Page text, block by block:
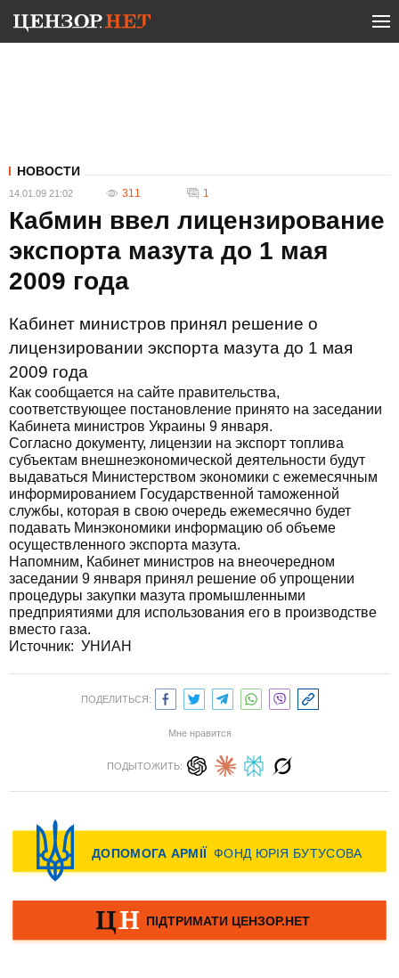
НОВОСТИ
14.01.09 21:02 311 1
Кабмин ввел лицензирование
экспорта мазута до 1 мая
2009 года
Кабинет министров принял решение о
лицензировании экспорта мазута до 1 мая
2009 года
Как сообщается на сайте правительства,
соответствующее постановление принято на заседании
Кабинета министров Украины 9 января.
Согласно документу, лицензии на экспорт топлива
субъектам внешнеэкономической деятельности будут
выдаваться Министерством экономики с ежемесячным
информированием Государственной таможенной
службы, которая в свою очередь ежемесячно будет
подавать Минэкономики информацию об объеме
осуществленного экспорта мазута.
Напомним, Кабинет министров на внеочередном
заседании 9 января принял решение об упрощении
процедуры закупки мазута промышленными
предприятиями для использования его в производстве
вместо газа.
Источник: УНИАН
ПОДЕЛИТЬСЯ:
Мне нравится
ПОДЫТОЖИТЬ: